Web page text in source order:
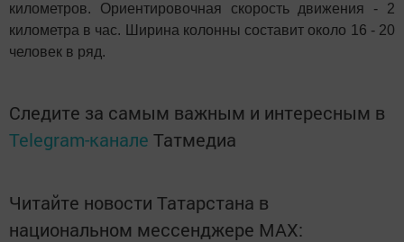
километров. Ориентировочная скорость движения - 2
километра в час. Ширина колонны составит около 16 - 20
человек в ряд.
Следите за самым важным и интересным в
Telegram-канале Татмедиа
Читайте новости Татарстана в
национальном мессенджере MАХ: